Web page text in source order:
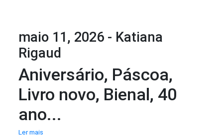
maio 11, 2026 - Katiana
Rigaud
Aniversário, Páscoa,
Livro novo, Bienal, 40
ano...
Ler mais